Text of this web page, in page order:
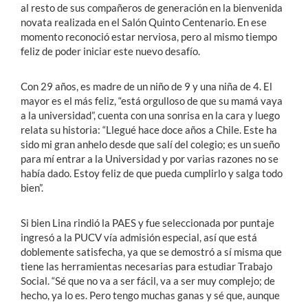
al resto de sus compañeros de generación en la bienvenida
novata realizada en el Salón Quinto Centenario. En ese
momento reconoció estar nerviosa, pero al mismo tiempo
feliz de poder iniciar este nuevo desafío.
Con 29 años, es madre de un niño de 9 y una niña de 4. El
mayor es el más feliz, “está orgulloso de que su mamá vaya
a la universidad”, cuenta con una sonrisa en la cara y luego
relata su historia: “Llegué hace doce años a Chile. Este ha
sido mi gran anhelo desde que salí del colegio; es un sueño
para mí entrar a la Universidad y por varias razones no se
había dado. Estoy feliz de que pueda cumplirlo y salga todo
bien”.
Si bien Lina rindió la PAES y fue seleccionada por puntaje
ingresó a la PUCV vía admisión especial, así que está
doblemente satisfecha, ya que se demostró a sí misma que
tiene las herramientas necesarias para estudiar Trabajo
Social. “Sé que no va a ser fácil, va a ser muy complejo; de
hecho, ya lo es. Pero tengo muchas ganas y sé que, aunque